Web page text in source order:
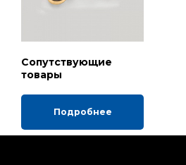
Сопутствующие
товары
Подробнее